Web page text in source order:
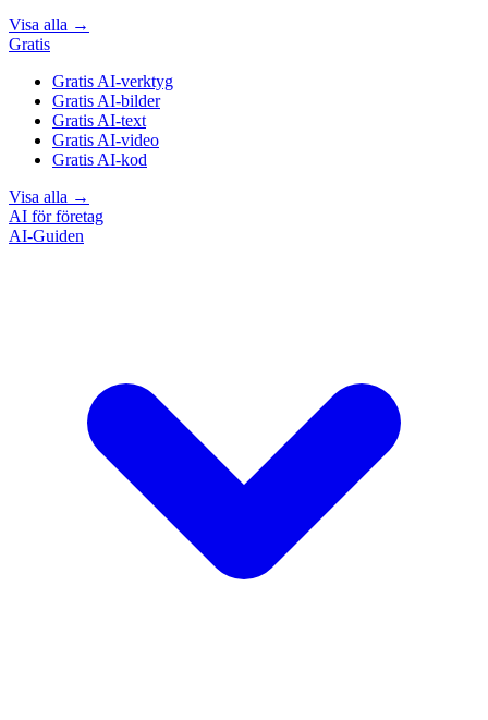
Visa alla →
Gratis
Gratis AI-verktyg
Gratis AI-bilder
Gratis AI-text
Gratis AI-video
Gratis AI-kod
Visa alla →
AI för företag
AI-Guiden